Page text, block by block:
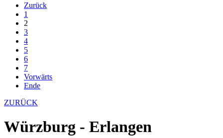
Zurück
1
2
3
4
5
6
7
Vorwärts
Ende
ZURÜCK
Würzburg - Erlangen